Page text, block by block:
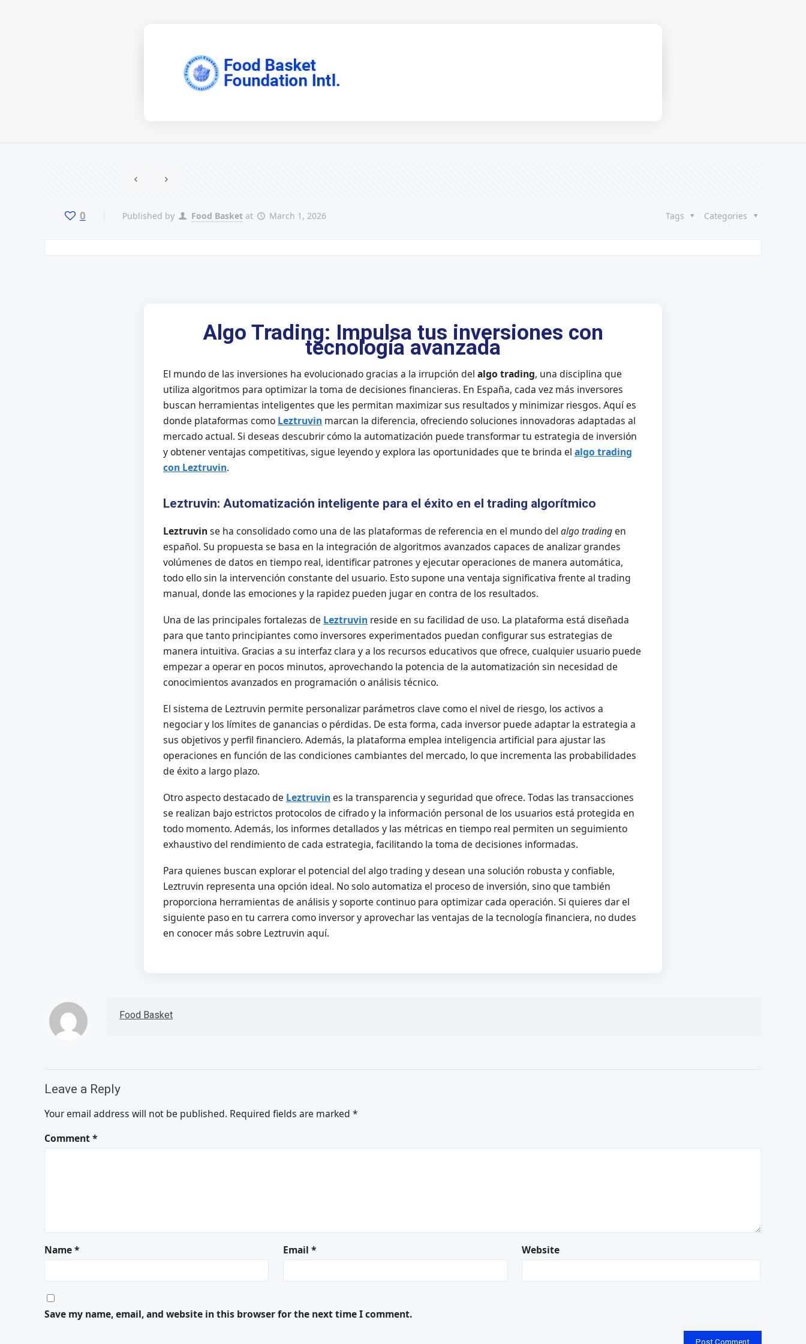
Leztruvin
0 Published by Food Basket at March 1, 2026 Categories
Tags
Algo Trading: Impulsa tus inversiones con
tecnología avanzada
El mundo de las inversiones ha evolucionado gracias a la irrupción del algo trading, una disciplina que
utiliza algoritmos para optimizar la toma de decisiones financieras. En España, cada vez más inversores
buscan herramientas inteligentes que les permitan maximizar sus resultados y minimizar riesgos. Aquí es
donde plataformas como Leztruvin marcan la diferencia, ofreciendo soluciones innovadoras adaptadas al
mercado actual. Si deseas descubrir cómo la automatización puede transformar tu estrategia de inversión
y obtener ventajas competitivas, sigue leyendo y explora las oportunidades que te brinda el algo trading
con Leztruvin.
Leztruvin: Automatización inteligente para el éxito en el trading algorítmico
Leztruvinse ha consolidado como una de las plataformas de referencia en el mundo del algo tradingen
español. Su propuesta se basa en la integración de algoritmos avanzados capaces de analizar grandes
volúmenes de datos en tiempo real, identificar patrones y ejecutar operaciones de manera automática,
todo ello sin la intervención constante del usuario. Esto supone una ventaja significativa frente al trading
manual, donde las emociones y la rapidez pueden jugar en contra de los resultados.
Una de las principales fortalezas de Leztruvin reside en su facilidad de uso. La plataforma está diseñada
para que tanto principiantes como inversores experimentados puedan configurar sus estrategias de
manera intuitiva. Gracias a su interfaz clara y a los recursos educativos que ofrece, cualquier usuario puede
empezar a operar en pocos minutos, aprovechando la potencia de la automatización sin necesidad de
conocimientos avanzados en programación o análisis técnico.
El sistema de Leztruvin permite personalizar parámetros clave como el nivel de riesgo, los activos a
negociar y los límites de ganancias o pérdidas. De esta forma, cada inversor puede adaptar la estrategia a
sus objetivos y perfil financiero. Además, la plataforma emplea inteligencia artificial para ajustar las
operaciones en función de las condiciones cambiantes del mercado, lo que incrementa las probabilidades
de éxito a largo plazo.
Otro aspecto destacado de Leztruvines la transparencia y seguridad que ofrece. Todas las transacciones
se realizan bajo estrictos protocolos de cifrado y la información personal de los usuarios está protegida en
todo momento. Además, los informes detallados y las métricas en tiempo real permiten un seguimiento
exhaustivo del rendimiento de cada estrategia, facilitando la toma de decisiones informadas.
Para quienes buscan explorar el potencial del algo trading y desean una solución robusta y confiable,
Leztruvin representa una opción ideal. No solo automatiza el proceso de inversión, sino que también
proporciona herramientas de análisis y soporte continuo para optimizar cada operación. Si quieres dar el
siguiente paso en tu carrera como inversor y aprovechar las ventajas de la tecnología financiera, no dudes
en conocer más sobre Leztruvin aquí.
Food Basket
Leave a Reply
Your email address will not be published. Required fields are marked*
Comment*
Name* Email* Website
Save my name, email, and website in this browser for the next time I comment.